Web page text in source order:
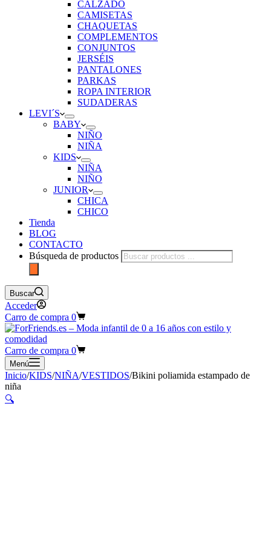
CALZADO
CAMISETAS
CHAQUETAS
COMPLEMENTOS
CONJUNTOS
JERSÉIS
PANTALONES
PARKAS
ROPA INTERIOR
SUDADERAS
LEVI´S
BABY
NIÑO
NIÑA
KIDS
NIÑA
NIÑO
JUNIOR
CHICA
CHICO
Tienda
BLOG
CONTACTO
Búsqueda de productos
Buscar
Acceder
Carro de compra 0
Carro de compra 0
Menú
Inicio/KIDS/NIÑA/VESTIDOS/Bikini poliamida estampado de
niña
🔍